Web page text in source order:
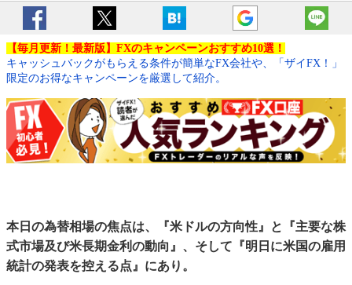
【毎月更新！最新版】FXのキャンペーンおすすめ10選！
キャッシュバックがもらえる条件が簡単なFX会社や、「ザイFX！」
限定のお得なキャンペーンを厳選して紹介。
本日の為替相場の焦点は、『米ドルの方向性』と『主要な株
式市場及び米長期金利の動向』、そして『明日に米国の雇用
統計の発表を控える点』にあり。